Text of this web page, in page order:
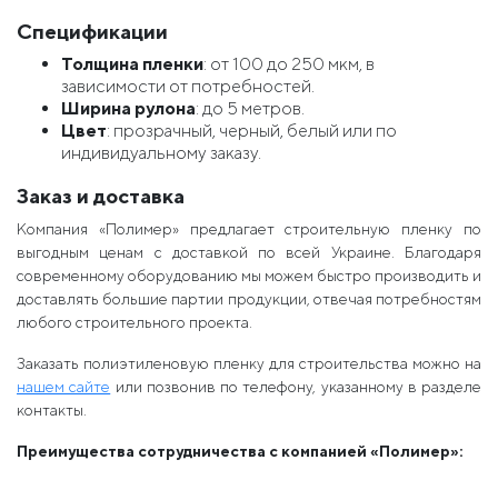
Спецификации
Толщина пленки: от 100 до 250 мкм, в
зависимости от потребностей.
Ширина рулона: до 5 метров.
Цвет: прозрачный, черный, белый или по
индивидуальному заказу.
Заказ и доставка
Компания «Полимер» предлагает строительную пленку по
выгодным ценам с доставкой по всей Украине. Благодаря
современному оборудованию мы можем быстро производить и
доставлять большие партии продукции, отвечая потребностям
любого строительного проекта.
Заказать полиэтиленовую пленку для строительства можно на
нашем сайте или позвонив по телефону, указанному в разделе
контакты.
Преимущества сотрудничества с компанией «Полимер»: